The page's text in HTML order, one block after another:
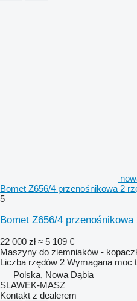
Bomet Z656/4 przenośnikowa 2
5
Bomet Z656/4
22 000 zł ≈ 5 109 €
Maszyny do ziemniaków -
Liczba rzędów 2 Wymagana moc
Polska, Nowa Dąbia
SLAWEK-MASZ
Kontakt z dealerem